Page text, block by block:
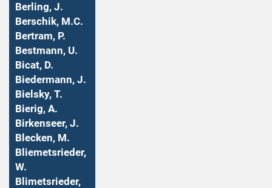
Berling, J.
Berschik, M.C.
Bertram, P.
Bestmann, U.
Bicat, D.
Biedermann, J.
Bielsky, T.
Bierig, A.
Birkenseer, J.
Blecken, M.
Bliemetsrieder,
W.
Blimetsrieder,